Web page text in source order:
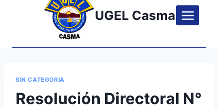
UGEL Casma
SIN CATEGORIA
Resolución Directoral N°